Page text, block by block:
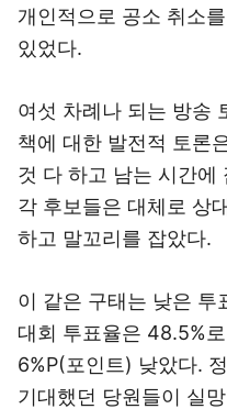
개인적으로 공소 취소
있었다.
여섯 차례나 되는 방송
책에 대한 발전적 토론
것 다 하고 남는 시간에
각 후보들은 대체로 상
하고 말꼬리를 잡았다.
이 같은 구태는 낮은 투
대회 투표율은 48.5%
6%P(포인트) 낮았다.
기대했던 당원들이 실